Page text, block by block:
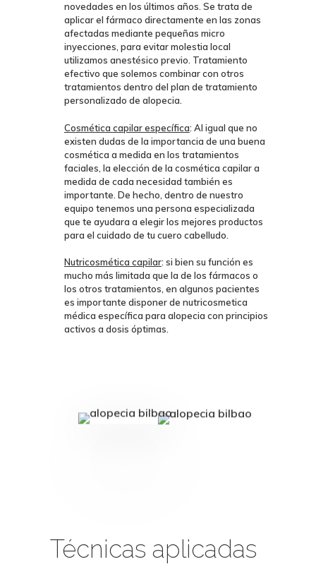
novedades en los últimos años. Se trata de
aplicar el fármaco directamente en las zonas
afectadas mediante pequeñas micro
inyecciones, para evitar molestia local
utilizamos anestésico previo. Tratamiento
efectivo que solemos combinar con otros
tratamientos dentro del plan de tratamiento
personalizado de alopecia.
Cosmética capilar específica: Al igual que no
existen dudas de la importancia de una buena
cosmética a medida en los tratamientos
faciales, la elección de la cosmética capilar a
medida de cada necesidad también es
importante. De hecho, dentro de nuestro
equipo tenemos una persona especializada
que te ayudara a elegir los mejores productos
para el cuidado de tu cuero cabelludo.
Nutricosmética capilar: si bien su función es
mucho más limitada que la de los fármacos o
los otros tratamientos, en algunos pacientes
es importante disponer de nutricosmetica
médica específica para alopecia con principios
activos a dosis óptimas.
Técnicas aplicadas